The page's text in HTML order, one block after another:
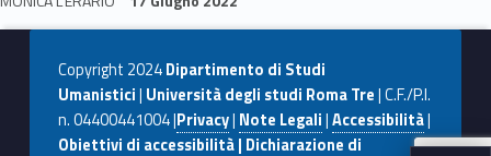
b d
o
n
l di
vi
di
Skip back to navigation
Copyright 2024Dipartimento di Studi
Umanistici| Università degli studi Roma Tre| C.F./P.I.
n. 04400441004 |Privacy| Note Legali|Accessibilità|
Obiettivi di accessibilità | Dichiarazione di